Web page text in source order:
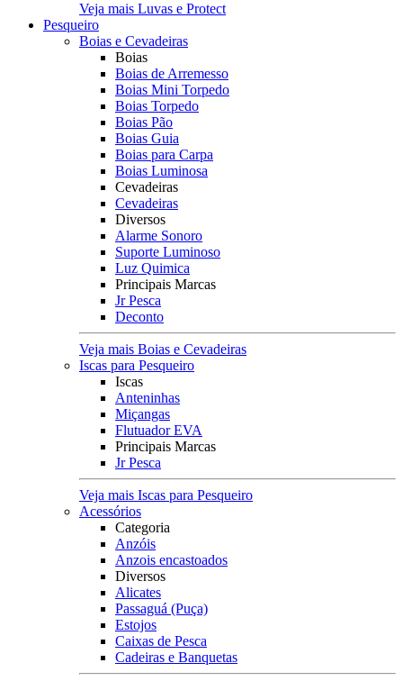
Veja mais Luvas e Protect
Pesqueiro
Boias e Cevadeiras
Boias
Boias de Arremesso
Boias Mini Torpedo
Boias Torpedo
Boias Pão
Boias Guia
Boias para Carpa
Boias Luminosa
Cevadeiras
Cevadeiras
Diversos
Alarme Sonoro
Suporte Luminoso
Luz Quimica
Principais Marcas
Jr Pesca
Deconto
Veja mais Boias e Cevadeiras
Iscas para Pesqueiro
Iscas
Anteninhas
Miçangas
Flutuador EVA
Principais Marcas
Jr Pesca
Veja mais Iscas para Pesqueiro
Acessórios
Categoria
Anzóis
Anzois encastoados
Diversos
Alicates
Passaguá (Puça)
Estojos
Caixas de Pesca
Cadeiras e Banquetas